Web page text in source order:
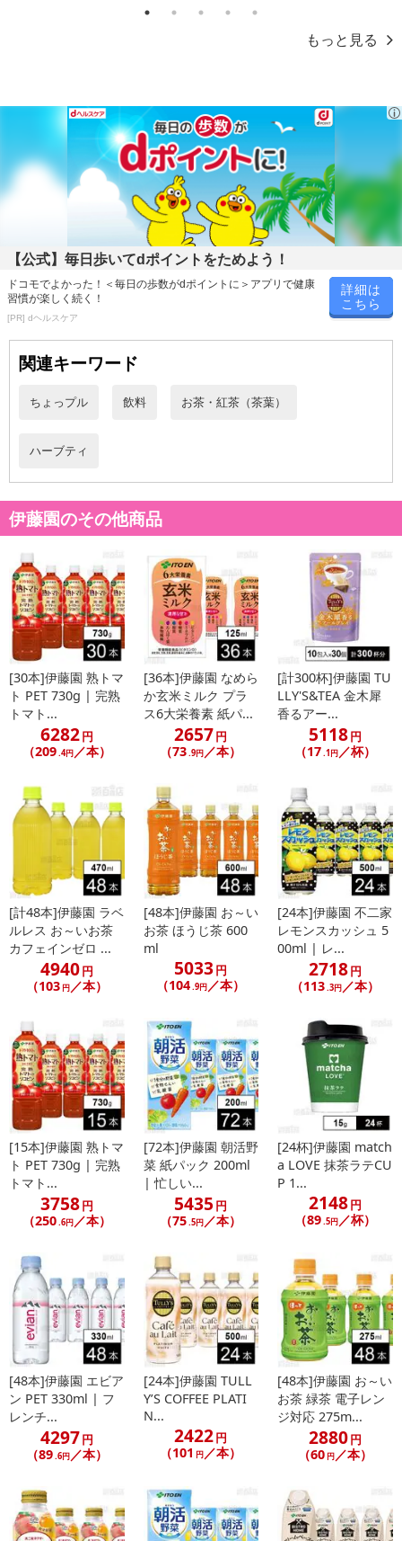
休業日
■その他共通および商品カテゴリー別注意事項（※必ずご確認くだ
さい）
こちらの情報は
1 2 3 4 5
もっと見る
【公式】毎日歩いてdポイントをためよう！
ドコモでよかった！＜毎日の歩数がdポイントに＞アプリで健康
習慣が楽しく続く！
[PR] dヘルスケア
詳細は
こちら
関連キーワード
ちょっプル 飲料 お茶・紅茶（茶葉）
ハーブティ
伊藤園のその他商品
[30本]伊藤園 熟トマ
ト PET 730g | 完熟
トマト...
6282円
（209.4円／本）
[36本]伊藤園 なめら
か玄米ミルク プラ
ス6大栄養素 紙パ...
2657円
（73.9円／本）
[計300杯]伊藤園 TU
LLY'S&TEA 金木犀
香るアー...
5118円
（17.1円／杯）
[計48本]伊藤園 ラベ
ルレス お～いお茶
カフェインゼロ ...
4940円
（103 円／本）
[48本]伊藤園 お～い
お茶 ほうじ茶 600
ml
5033円
（104.9円／本）
[24本]伊藤園 不二家
レモンスカッシュ 5
00ml | レ...
2718円
（113.3円／本）
[15本]伊藤園 熟トマ
ト PET 730g | 完熟
トマト...
3758円
（250 .6円／本）
[72本]伊藤園 朝活野
菜 紙パック 200ml
| 忙しい...
5435 円
（75 .5円 ／本）
[24杯]伊藤園 match
a LOVE 抹茶ラテCU
P 1...
2148円
（89 .5円 ／杯）
[48本]伊藤園 エビア
ン PET 330ml | フ
レンチ...
4297円
（89.6円／本）
[24本]伊藤園 TULL
Y’S COFFEE PLATI
N...
2422円
（101 円／本）
[48本]伊藤園 お～い
お茶 緑茶 電子レン
ジ対応 275m...
2880円
（60 円／本）